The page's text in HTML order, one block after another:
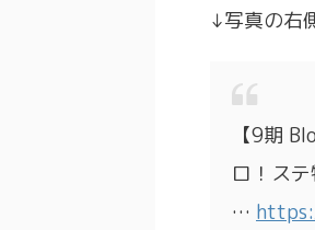
↓写真の右
【9期
ロ！ス
…